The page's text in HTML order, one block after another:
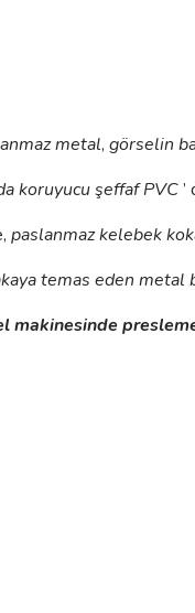
metal, görselin
koruyucu şeffaf PVC
paslanmaz kelebek
temas eden metal
makinesinde